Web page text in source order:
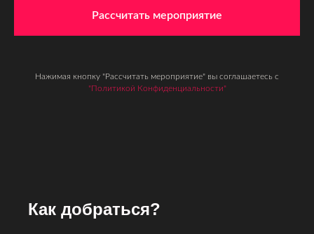
Рассчитать мероприятие
Нажимая кнопку "Рассчитать мероприятие" вы соглашаетесь с
"Политикой Конфиденциальности"
Как добраться?